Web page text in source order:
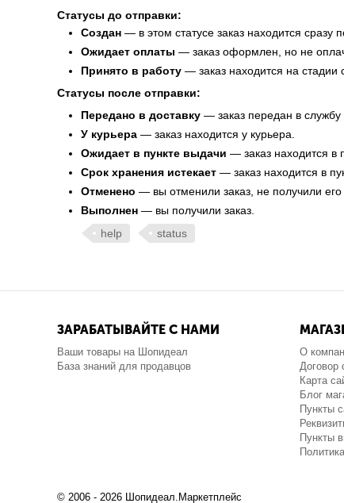
Статусы до отправки:
Создан — в этом статусе заказ находится
Ожидает оплаты — заказ оформлен, но не
Принято в работу — заказ находится на стадии
Статусы после отправки:
Передано в доставку — заказ передан в службу
У курьера — заказ находится у курьера.
Ожидает в пункте выдачи — заказ находится в
Срок хранения истекает — заказ находится в
Отменено — вы отменили заказ, не получили его
Выполнен — вы получили заказ.
help
status
ЗАРАБАТЫВАЙТЕ С НАМИ
Ваши товары на Шопидеал
База знаний для продавцов
О
Договор
Карта
Блог
Пункты
Пункты
© 2006 - 2026 Шопидеал.Маркетплейс